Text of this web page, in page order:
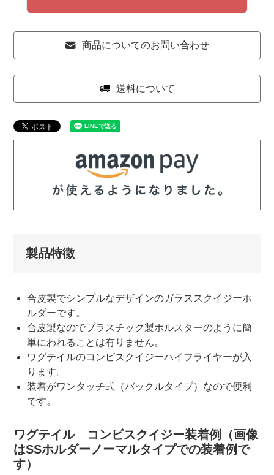
商品についてのお問い合わせ
送料について
製品特徴
合皮製でシンプルなデザインのガラススクイジーホ
ルダーです。
合皮製なのでプラスチック製ホルスターのように簡
単にわれることは有りません。
ワグテイルのコンビスクイジーハイフライヤーが入
ります。
装着がワンタッチ式（バックルタイプ）なので便利
です。
ワグテイル コンビスクイジー装着例（画像
はSSホルダーノーマルタイプでの装着例で
す）